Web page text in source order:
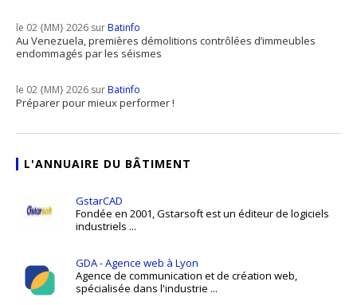
le 02 {MM} 2026 surBatinfo
Au Venezuela, premières démolitions contrôlées d’immeubles
endommagés par les séismes
le 02 {MM} 2026 surBatinfo
Préparer pour mieux performer !
L'ANNUAIRE DU BÂTIMENT
GstarCAD
Fondée en 2001, Gstarsoft est un éditeur de logiciels
industriels ...
GDA - Agence web à Lyon
Agence de communication et de création web,
spécialisée dans l'industrie ...